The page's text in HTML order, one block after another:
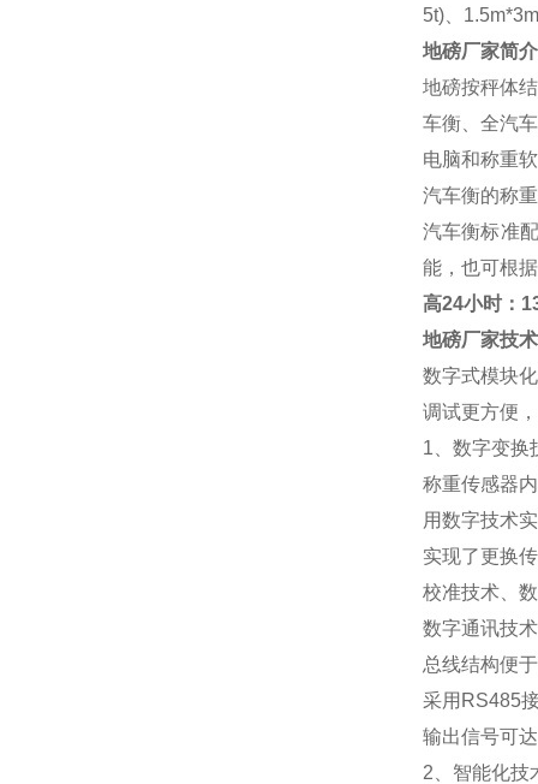
5t)、
地磅厂家简
地磅按秤体
车衡、全汽
电脑和称重
汽车衡的称
汽车衡标准
能，也可根
高24小时：
地磅厂家技
数字式模块
调试更方便
1 、数字变
称重传感器
用数字技术
实现了更换
校准技术、
数字通讯技术
总线结构便
采用 RS485
输出信号可达
2 、智能化技